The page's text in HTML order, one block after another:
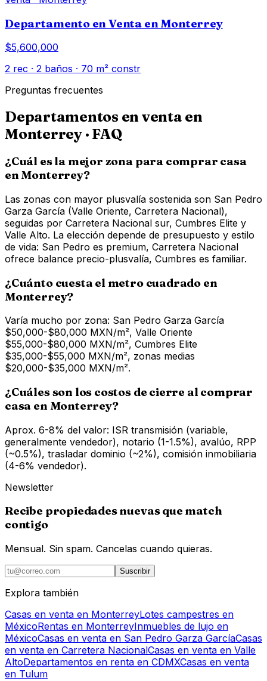
Departamento en Venta en Monterrey
$5,600,000
2 rec · 2 baños · 70 m² constr
Preguntas frecuentes
Departamentos en venta en
Monterrey· FAQ
¿Cuál es la mejor zona para comprar casa
en Monterrey?
Las zonas con mayor plusvalía sostenida son San Pedro
Garza García (Valle Oriente, Carretera Nacional),
seguidas por Carretera Nacional sur, Cumbres Elite y
Valle Alto. La elección depende de presupuesto y estilo
de vida: San Pedro es premium, Carretera Nacional
ofrece balance precio-plusvalía, Cumbres es familiar.
¿Cuánto cuesta el metro cuadrado en
Monterrey?
Varía mucho por zona: San Pedro Garza García
$50,000-$80,000 MXN/m², Valle Oriente
$55,000-$80,000 MXN/m², Cumbres Elite
$35,000-$55,000 MXN/m², zonas medias
$20,000-$35,000 MXN/m².
¿Cuáles son los costos de cierre al comprar
casa en Monterrey?
Aprox. 6-8% del valor: ISR transmisión (variable,
generalmente vendedor), notario (1-1.5%), avalúo, RPP
(~0.5%), trasladar dominio (~2%), comisión inmobiliaria
(4-6% vendedor).
Newsletter
Recibe propiedades nuevas que match
contigo
Mensual. Sin spam. Cancelas cuando quieras.
Suscribir
Explora también
Casas en venta en MonterreyLotes campestres en
MéxicoRentas en MonterreyInmuebles de lujo en
MéxicoCasas en venta en San Pedro Garza GarcíaCasas
en venta en Carretera NacionalCasas en venta en Valle
AltoDepartamentos en renta en CDMXCasas en venta
en Tulum